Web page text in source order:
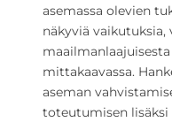
asemassa olevien
näkyviä
mittakaavassa.
aseman
toteutumisen lisäksi